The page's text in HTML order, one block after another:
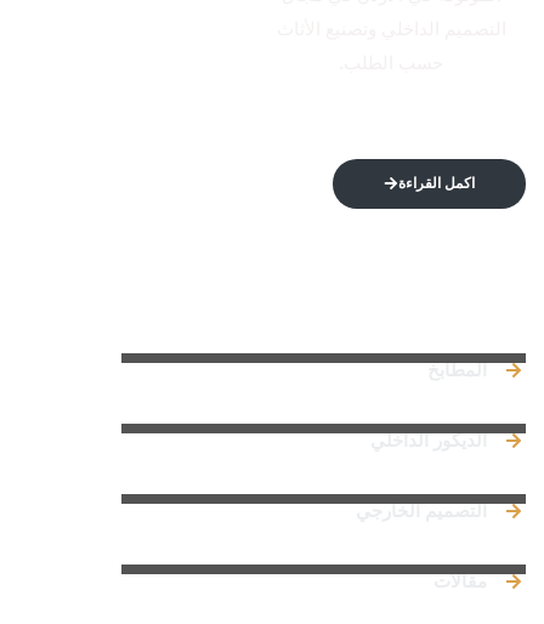
اكمل القراءة
المطابخ
الديكور الداخلي
التصميم الخارجي
مقالات